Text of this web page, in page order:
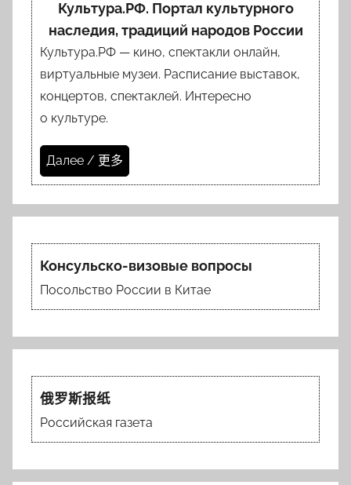
Культура.РФ. Портал культурного
наследия, традиций народов России
Культура.РФ — кино, спектакли онлайн,
виртуальные музеи. Расписание выставок,
концертов, спектаклей. Интересно
о культуре.
Далее / 更多
Консульско-визовые вопросы
Посольство России в Китае
俄罗斯报纸
Российская газета